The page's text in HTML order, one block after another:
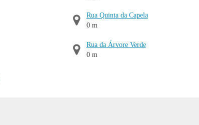
Rua Quinta da Capela
0 m
Rua da Árvore Verde
0 m